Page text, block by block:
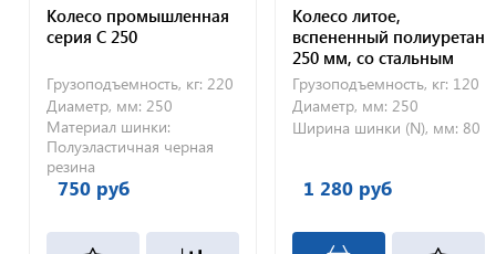
Колесо промышленная
серия C 250
Грузоподъемность, кг: 220
Диаметр, мм: 250
Материал шинки:
Полуэластичная черная
резина
750 руб
Колесо литое,
вспененный полиуретан
250 мм, со стальным
диском PV1800,
несимметричное
Грузоподъемность, кг: 120
Диаметр, мм: 250
Ширина шинки (N), мм: 80
1 280 руб